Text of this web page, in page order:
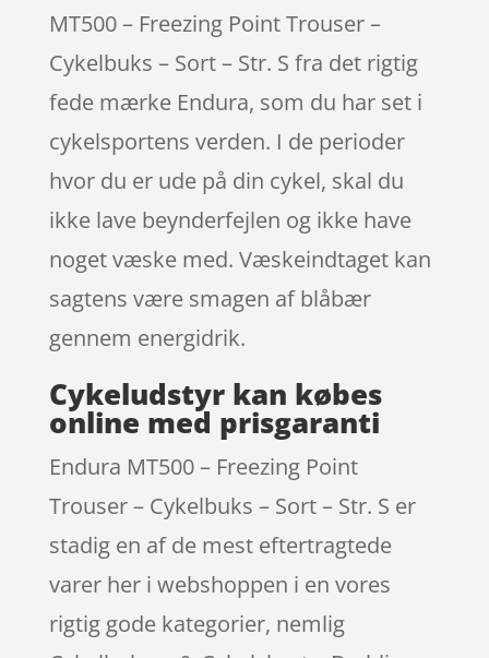
MT500 – Freezing Point Trouser –
Cykelbuks – Sort – Str. S fra det rigtig
fede mærke Endura, som du har set i
cykelsportens verden. I de perioder
hvor du er ude på din cykel, skal du
ikke lave beynderfejlen og ikke have
noget væske med. Væskeindtaget kan
sagtens være smagen af blåbær
gennem energidrik.
Cykeludstyr kan købes
online med prisgaranti
Endura MT500 – Freezing Point
Trouser – Cykelbuks – Sort – Str. S er
stadig en af de mest eftertragtede
varer her i webshoppen i en vores
rigtig gode kategorier, nemlig